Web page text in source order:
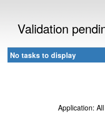
Validation
No tasks to display
Application: All